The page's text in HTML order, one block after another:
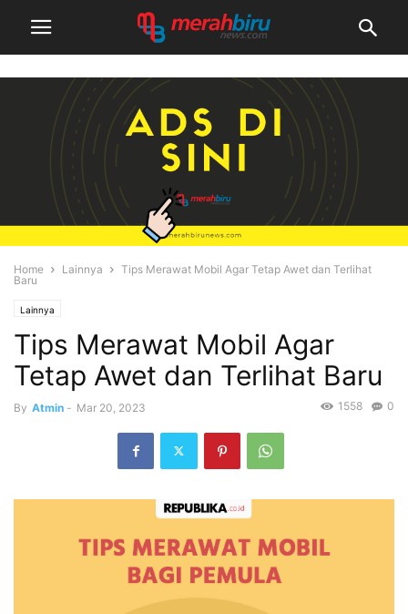
Home Lainnya
Tips Merawat Mobil Agar Tetap Awet dan Terlihat
Baru
Lainnya
Tips Merawat Mobil Agar
Tetap Awet dan Terlihat Baru
By Atmin - Mar 20, 2023 0
1558